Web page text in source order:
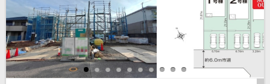
マンション
エリアから探す
路線から探す
土 地
エリアから探す